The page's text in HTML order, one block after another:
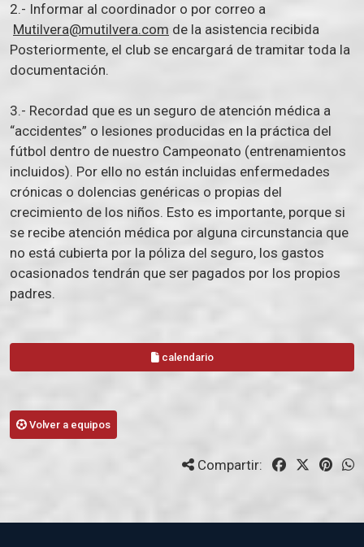
2.- Informar al coordinador o por correo a
Mutilvera@mutilvera.com de la asistencia recibida
Posteriormente, el club se encargará de tramitar toda la
documentación.
3.- Recordad que es un seguro de atención médica a
“accidentes” o lesiones producidas en la práctica del
fútbol dentro de nuestro Campeonato (entrenamientos
incluidos). Por ello no están incluidas enfermedades
crónicas o dolencias genéricas o propias del
crecimiento de los niños. Esto es importante, porque si
se recibe atención médica por alguna circunstancia que
no está cubierta por la póliza del seguro, los gastos
ocasionados tendrán que ser pagados por los propios
padres.
calendario
Volver a equipos
Compartir: